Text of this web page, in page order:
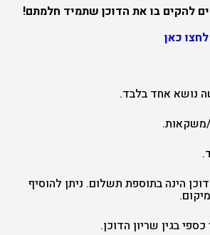
להקים בו את הדוכן שתמיד חלמתם!
לחצו כאן
נושא אחד בלבד.
משקאות.
הינה בתוספת תשלום. ניתן להוסיף
בגין שריון הדוכן.